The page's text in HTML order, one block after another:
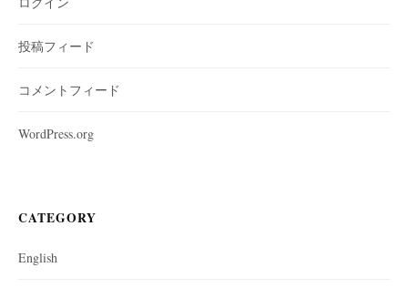
投稿フィード
コメントフィード
WordPress.org
CATEGORY
English